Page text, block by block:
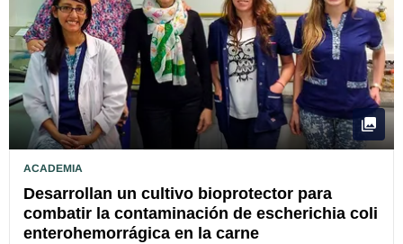
ACADEMIA
Desarrollan un cultivo bioprotector para
combatir la contaminación de escherichia coli
enterohemorrágica en la carne